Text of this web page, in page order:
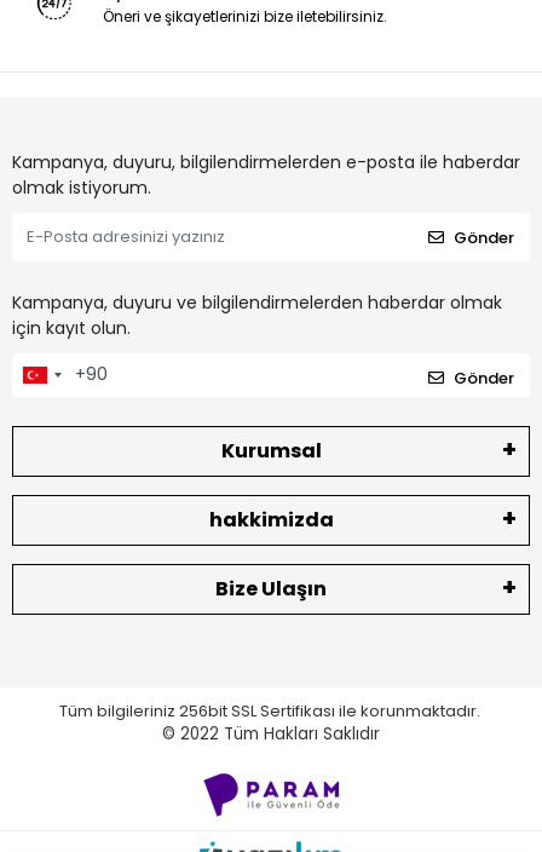
Öneri ve şikayetlerinizi bize iletebilirsiniz.
Kampanya, duyuru, bilgilendirmelerden e-posta ile haberdar
olmak istiyorum.
Gönder
Kampanya, duyuru ve bilgilendirmelerden haberdar olmak
için kayıt olun.
Gönder
Kurumsal
hakkimizda
Bize Ulaşın
Tüm bilgileriniz 256bit SSL Sertifikası ile korunmaktadır.
© 2022 Tüm Hakları Saklıdır